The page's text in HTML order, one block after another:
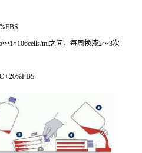
～1×106cells/ml之间，每周换液2～3次